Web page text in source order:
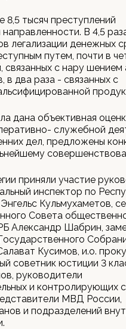
8,5 тысяч преступлений
В 4,5
легализации денежных
путем, почти в
связанных с нару шением
в два раза - связанных с
дана объективная
служебной
дел, предложены
приняли участие
инспектор по
Кульмухаметов,
Совета
Александр Шабрин,
Кусимов, и.о.
советник юстиции 3
руководители
и контролирующих
МВД России,
и подразделений